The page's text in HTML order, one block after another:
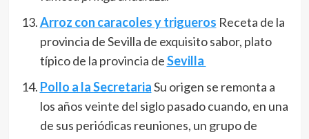
Arroz con caracoles y trigueros Receta de la
provincia de Sevilla de exquisito sabor, plato
típico de la provincia deSevilla
Pollo a la SecretariaSu origen se remonta a
los años veinte del siglo pasado cuando, en una
de sus periódicas reuniones, un grupo de